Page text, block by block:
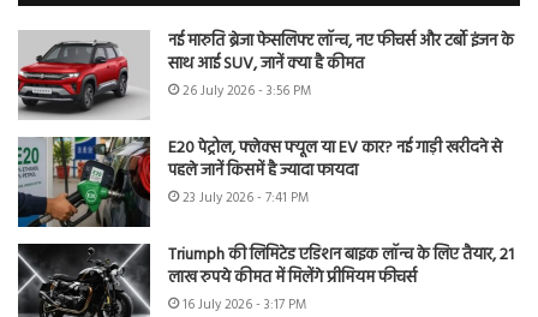
नई मारुति ब्रेजा फेसलिफ्ट लॉन्च, नए फीचर्स और टर्बो इंजन के
साथ आई SUV, जानें क्या है कीमत
26 July 2026 - 3:56 PM
E20 पेट्रोल, फ्लेक्स फ्यूल या EV कार? नई गाड़ी खरीदने से
पहले जानें किसमें है ज्यादा फायदा
23 July 2026 - 7:41 PM
Triumph की लिमिटेड एडिशन बाइक लॉन्च के लिए तैयार, 21
लाख रुपये कीमत में मिलेंगे प्रीमियम फीचर्स
16 July 2026 - 3:17 PM